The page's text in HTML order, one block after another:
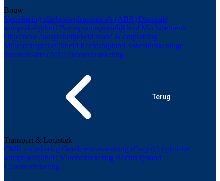
Bouw
Verzekering alle bouwplaatsrisico’s (ABR) Decenale
aansprakelijkheid Beroepsaansprakelijkheid Machinebreuk
Objectieve aansprakelijkheid brand & ontploffing
Milieuaansprakelijkheid Rechtsbijstand Asbestdeskundige
inventarisatie (ADI) Droneverzekering
Terug
Transport & Logistiek
CMR verzekering Goederenverzekering (Cargo) Logistieke
aansprakelijkheid Vlootverzekering Rechtsbijstand
Cascoverzekering